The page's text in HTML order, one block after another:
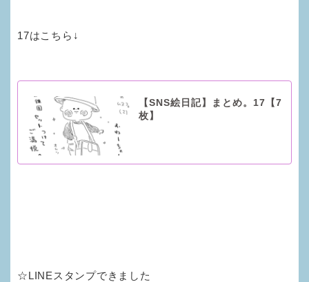
17はこちら↓
【SNS絵日記】まとめ。17【7
枚】
☆LINEスタンプできました